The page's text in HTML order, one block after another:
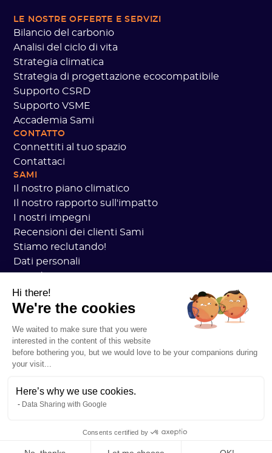
LE NOSTRE OFFERTE E SERVIZI
Bilancio del carbonio
Analisi del ciclo di vita
Strategia climatica
Strategia di progettazione ecocompatibile
Supporto CSRD
Supporto VSME
Accademia Sami
CONTATTO
Connettiti al tuo spazio
Contattaci
SAMI
Il nostro piano climatico
Il nostro rapporto sull'impatto
I nostri impegni
Recensioni dei clienti Sami
Stiamo reclutando!
Dati personali
sicurezza
Stato dei servizi
RISORSE
Piano generale sul carbonio
Pratica Open Carbon
Il nostro blog
Comprendi tutto sull'impronta di carbonio
Comprendere tutto al CSRD
Hi there!
We're the cookies
We waited to make sure that you were
interested in the content of this website
before bothering you, but we would love to be your companions during
your visit...
Here’s why we use cookies.
Data Sharing with Google
Consents certified by